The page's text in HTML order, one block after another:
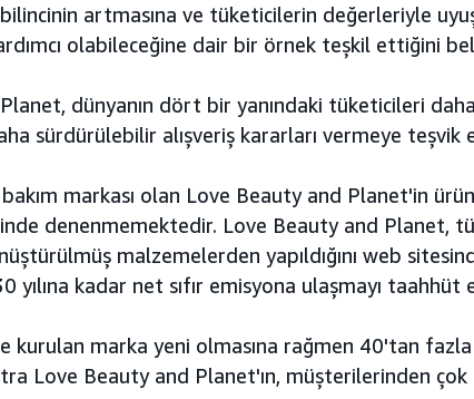
artmasına ve tüketicilerin değerleriyle
olabileceğine dair bir örnek teşkil ettiğini
dünyanın dört bir yanındaki tüketicileri
sürdürülebilir alışveriş kararları vermeye teşvik
markası olan Love Beauty and Planet'in
denenmemektedir. Love Beauty and Planet,
malzemelerden yapıldığını web
yılına kadar net sıfır emisyona ulaşmayı taahhüt
kurulan marka yeni olmasına rağmen 40'tan
Love Beauty and Planet'ın, müşterilerinden çok